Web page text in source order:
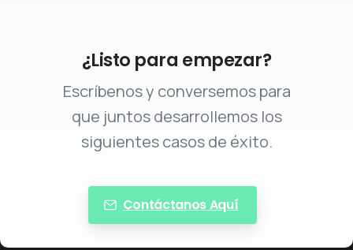
¿Listo para empezar?
Escríbenos y conversemos para
que juntos desarrollemos los
siguientes casos de éxito.
Contáctanos Aquí